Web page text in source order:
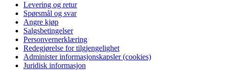
Levering og retur
Spørsmål og svar
Angre kjøp
Salgsbetingelser
Personvernerklæring
Redegjørelse for tilgjengelighet
Administer informasjonskapsler (cookies)
Juridisk informasjon